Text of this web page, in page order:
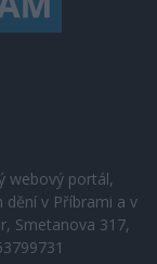
webový portál,
v Příbrami a v
Smetanova 317,